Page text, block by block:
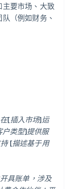
要市场、大致
（例如财务、
[插入市场]运
类型]提供服
[描述基于用
具账单，涉及